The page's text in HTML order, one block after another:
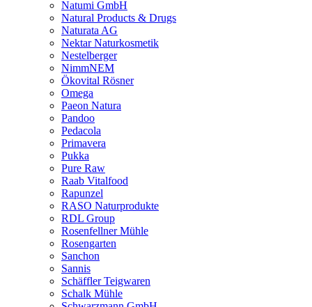
Natumi GmbH
Natural Products & Drugs
Naturata AG
Nektar Naturkosmetik
Nestelberger
NimmNEM
Ökovital Rösner
Omega
Paeon Natura
Pandoo
Pedacola
Primavera
Pukka
Pure Raw
Raab Vitalfood
Rapunzel
RASO Naturprodukte
RDL Group
Rosenfellner Mühle
Rosengarten
Sanchon
Sannis
Schäffler Teigwaren
Schalk Mühle